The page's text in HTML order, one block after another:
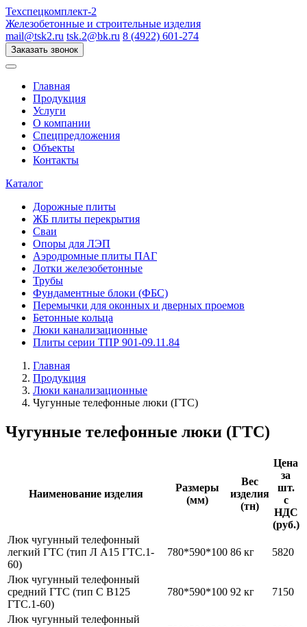
Техспецкомплект-2
Железобетонные и строительные изделия
mail@tsk2.ru tsk.2@bk.ru 8 (4922) 601-274
Заказать звонок
Главная
Продукция
Услуги
О компании
Спецпредложения
Объекты
Контакты
Каталог
Дорожные плиты
ЖБ плиты перекрытия
Сваи
Опоры для ЛЭП
Аэродромные плиты ПАГ
Лотки железобетонные
Трубы
Фундаментные блоки (ФБС)
Перемычки для оконных и дверных проемов
Бетонные кольца
Люки канализационные
Плиты серии ТПР 901-09.11.84
Главная
Продукция
Люки канализационные
Чугунные телефонные люки (ГТС)
Чугунные телефонные люки (ГТС)
Наименование изделия
Размеры
(мм)
Вес
изделия
(тн)
Цена
за
шт.
с
НДС
(руб.)
Люк чугунный телефонный
легкий ГТС (тип Л А15 ГТС.1-
60)
780*590*100 86 кг 5820
Люк чугунный телефонный
средний ГТС (тип С В125
ГТС.1-60)
780*590*100 92 кг 7150
Люк чугунный телефонный